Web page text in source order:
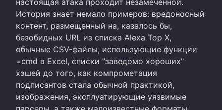
История знает немало примеров: вредоносный
контент, размещенный на, казалось бы,
безобидных URL из списка Alexa Top X,
обычные CSV-файлы, использующие функции
=cmd в Excel, списки "заведомо хороших"
хэшей до того, как компрометация
подписантов стала обычной практикой,
изображения, эксплуатирующие уязвимые